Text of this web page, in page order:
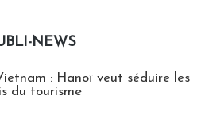
NEWS
: Hanoï veut séduire les
du tourisme